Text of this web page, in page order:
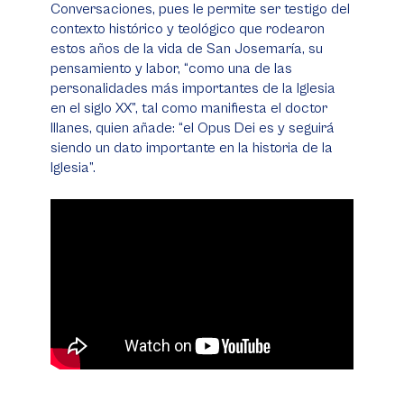
Conversaciones, pues le permite ser testigo del
contexto histórico y teológico que rodearon
estos años de la vida de San Josemaría, su
pensamiento y labor, “como una de las
personalidades más importantes de la Iglesia
en el siglo XX”, tal como manifiesta el doctor
Illanes, quien añade: “el Opus Dei es y seguirá
siendo un dato importante en la historia de la
Iglesia”.